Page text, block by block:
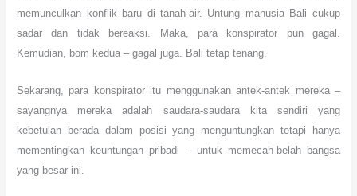
memunculkan konflik baru di tanah-air. Untung manusia Bali cukup
sadar dan tidak bereaksi. Maka, para konspirator pun gagal.
Kemudian, bom kedua – gagal juga. Bali tetap tenang.
Sekarang, para konspirator itu menggunakan antek-antek mereka –
sayangnya mereka adalah saudara-saudara kita sendiri yang
kebetulan berada dalam posisi yang menguntungkan tetapi hanya
mementingkan keuntungan pribadi – untuk memecah-belah bangsa
yang besar ini.